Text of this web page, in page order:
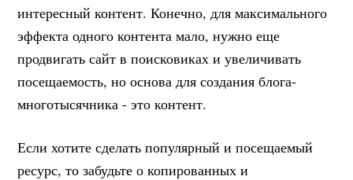
интересный контент. Конечно, для максимального
эффекта одного контента мало, нужно еще
продвигать сайт в поисковиках и увеличивать
посещаемость, но основа для создания блога-
многотысячника - это контент.
Если хотите сделать популярный и посещаемый
ресурс, то забудьте о копированных и